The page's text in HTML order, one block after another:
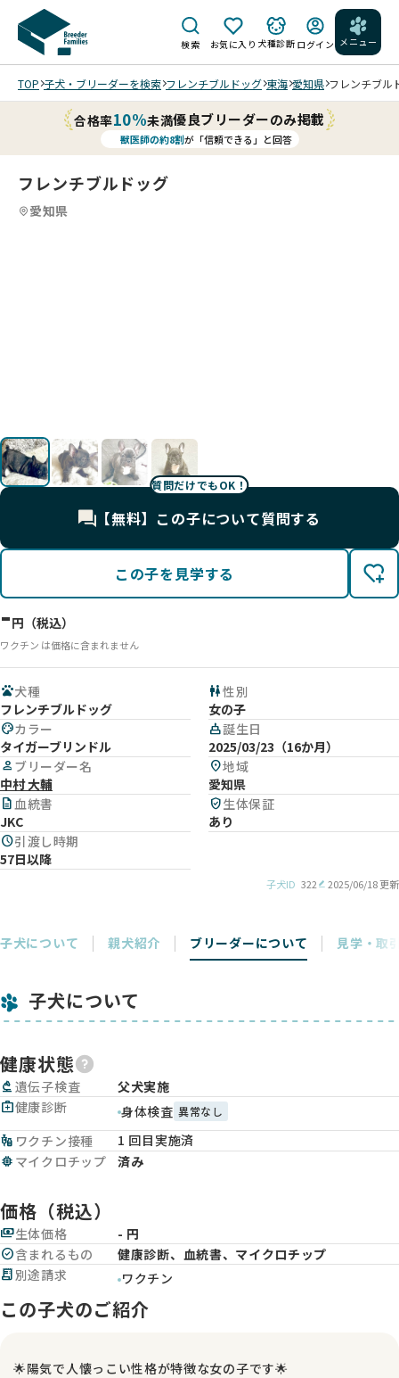
検索 お気に入り 犬種診断 ログイン メニュー
TOP 子犬・ブリーダーを検索 フレンチブルドッグ 東海 愛知県 フレンチブル
合格率10%未満優良ブリーダーのみ掲載
獣医師の約8割が「信頼できる」と回答
フレンチブルドッグ
愛知県
質問だけでもOK！
【無料】この子について質問する
この子を見学する
-円（税込）
ワクチン は価格に含まれません
pets犬種
フレンチブルドッグ
wc性別
女の子
paletteカラー
タイガーブリンドル
cake誕生日
2025/03/23（16か月）
person ブリーダー名
中村 大輔
location_on地域
愛知県
description血統書
JKC
verified_user生体保証
あり
schedule引渡し時期
57日以降
子犬ID 322 2025/06/18 更新
子犬について 親犬紹介 ブリーダーについて 見学・取
子犬について
健康状態
biotech 遺伝子検査
父犬実施
medical_services健康診断 身体検査 異常なし
vaccines ワクチン接種
1 回目実施済
memory マイクロチップ 済み
価格（税込）
payments生体価格
- 円
check_circle含まれるもの
健康診断、血統書、マイクロチップ
receipt_long 別途請求 ワクチン
この子犬のご紹介
🌟陽気で人懐っこい性格が特徴な女の子です🌟